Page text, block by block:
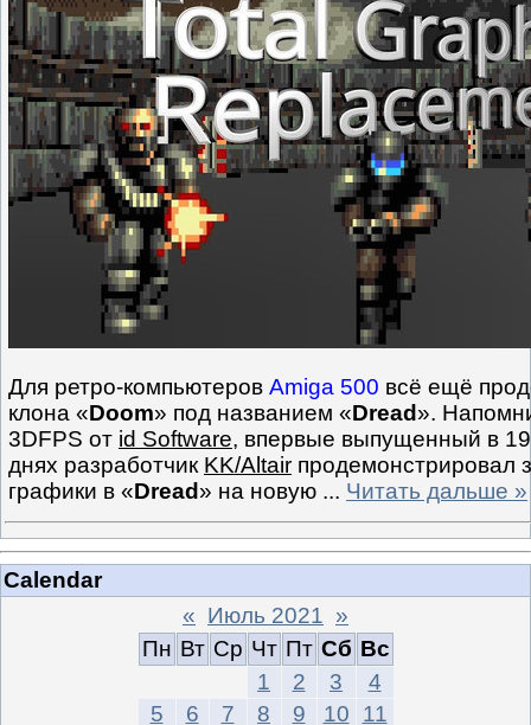
Для ретро-компьютеров Amiga 500 всё ещё
клона «Doom» под названием «Dread».
3DFPS от id Software, впервые выпущенный в
днях разработчик KK/Altair продемонстрировал
графики в «Dread» на новую ... Читать дальше »
Calendar
« Июль 2021 »
Пн Вт Ср Чт Пт Сб Вс
1
2 3
4
5
6 7 8 9 10
11